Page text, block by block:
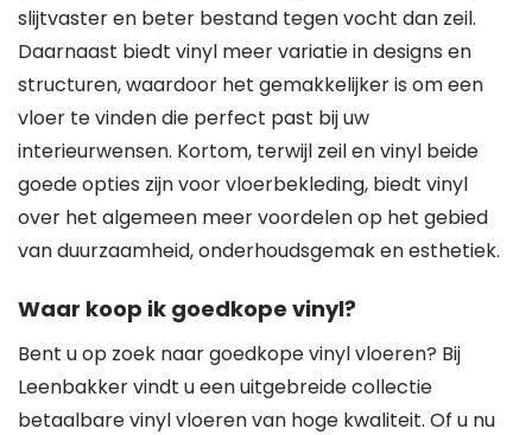
slijtvaster en beter bestand tegen vocht dan zeil.
Daarnaast biedt vinyl meer variatie in designs en
structuren, waardoor het gemakkelijker is om een
vloer te vinden die perfect past bij uw
interieurwensen. Kortom, terwijl zeil en vinyl beide
goede opties zijn voor vloerbekleding, biedt vinyl
over het algemeen meer voordelen op het gebied
van duurzaamheid, onderhoudsgemak en esthetiek.
Waar koop ik goedkope vinyl?
Bent u op zoek naar goedkope vinyl vloeren? Bij
Leenbakker vindt u een uitgebreide collectie
betaalbare vinyl vloeren van hoge kwaliteit. Of u nu